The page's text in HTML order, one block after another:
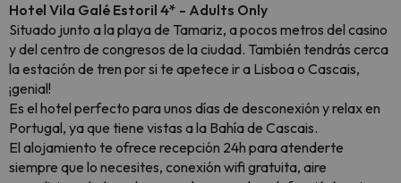
Hotel Vila Galé Estoril 4* - Adults Only
Situado junto a la playa de Tamariz, a pocos metros del casino
y del centro de congresos de la ciudad. También tendrás cerca
la estación de tren por si te apetece ir a Lisboa o Cascais,
¡genial!
Es el hotel perfecto para unos días de desconexión y relax en
Portugal, ya que tiene vistas a la Bahía de Cascais.
El alojamiento te ofrece recepción 24h para atenderte
siempre que lo necesites, conexión wifi gratuita, aire